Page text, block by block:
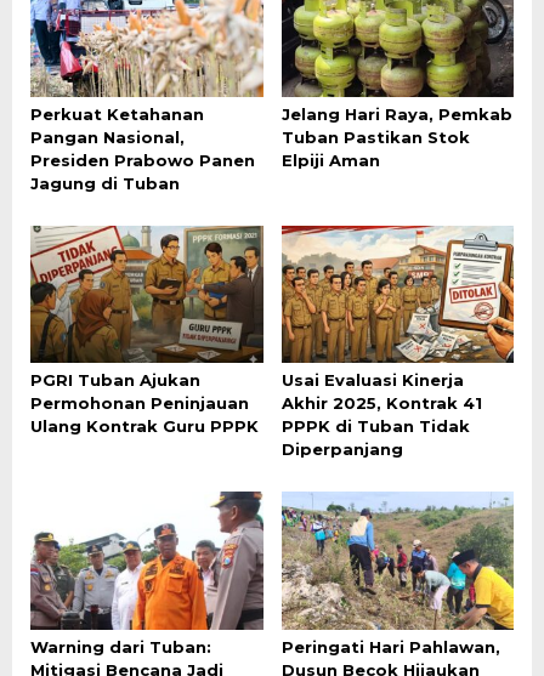
Perkuat Ketahanan
Pangan Nasional,
Presiden Prabowo Panen
Jagung di Tuban
Jelang Hari Raya, Pemkab
Tuban Pastikan Stok
Elpiji Aman
PGRI Tuban Ajukan
Permohonan Peninjauan
Ulang Kontrak Guru PPPK
Usai Evaluasi Kinerja
Akhir 2025, Kontrak 41
PPPK di Tuban Tidak
Diperpanjang
Warning dari Tuban:
Mitigasi Bencana Jadi
Peringati Hari Pahlawan,
Dusun Becok Hijaukan